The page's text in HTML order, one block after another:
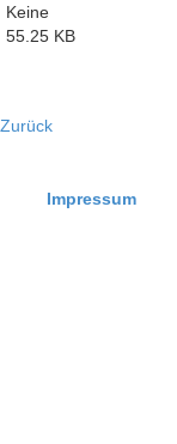
Keine
55.25 KB
Zurück
Impressum